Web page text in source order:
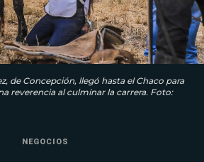
de Concepción, llegó hasta el Chaco para
reverencia al culminar la carrera. Foto:
NEGOCIOS